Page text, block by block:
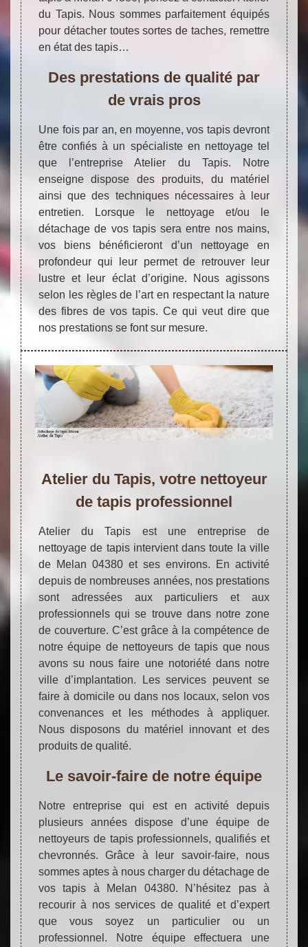
du Tapis. Nous sommes parfaitement équipés
pour détacher toutes sortes de taches, remettre
en état des tapis…
Des prestations de qualité par
de vrais pros
Une fois par an, en moyenne, vos tapis devront
être confiés à un spécialiste en nettoyage tel
que l’entreprise Atelier du Tapis. Notre
enseigne dispose des produits, du matériel
ainsi que des techniques nécessaires à leur
entretien. Lorsque le nettoyage et/ou le
détachage de vos tapis sera entre nos mains,
vos biens bénéficieront d’un nettoyage en
profondeur qui leur permet de retrouver leur
lustre et leur éclat d’origine. Nous agissons
selon les règles de l’art en respectant la nature
des fibres de vos tapis. Ce qui veut dire que
nos prestations se font sur mesure.
Atelier du Tapis, votre nettoyeur
de tapis professionnel
Atelier du Tapis est une entreprise de
nettoyage de tapis intervient dans toute la ville
de Melan 04380 et ses environs. En activité
depuis de nombreuses années, nos prestations
sont adressées aux particuliers et aux
professionnels qui se trouve dans notre zone
de couverture. C’est grâce à la compétence de
notre équipe de nettoyeurs de tapis que nous
avons su nous faire une notoriété dans notre
ville d’implantation. Les services peuvent se
faire à domicile ou dans nos locaux, selon vos
convenances et les méthodes à appliquer.
Nous disposons du matériel innovant et des
produits de qualité.
Le savoir-faire de notre équipe
Notre entreprise qui est en activité depuis
plusieurs années dispose d’une équipe de
nettoyeurs de tapis professionnels, qualifiés et
chevronnés. Grâce à leur savoir-faire, nous
sommes aptes à nous charger du détachage de
vos tapis à Melan 04380. N’hésitez pas à
recourir à nos services de qualité et d’expert
que vous soyez un particulier ou un
professionnel. Notre équipe effectuera une